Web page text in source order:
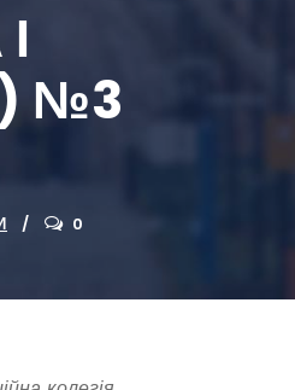
№3
0